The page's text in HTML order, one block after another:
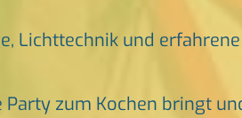
Lichttechnik und
zum Kochen bringt